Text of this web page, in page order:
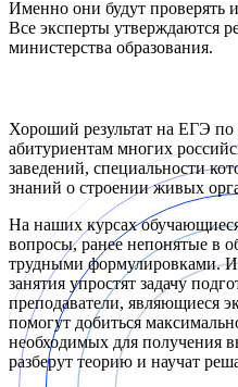
Именно они будут проверять
Все эксперты утверждаются
министерства образования.
Хороший результат на ЕГЭ
абитуриентам многих
заведений, специальности
знаний о строении живых
На наших курсах
вопросы, ранее непонятые в
трудными формулировками.
занятия упростят задачу
преподаватели, являющиеся
помогут добиться
необходимых для получения
разберут теорию и научат